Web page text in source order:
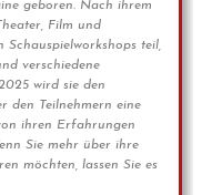
geboren. Nach ihrem
Film und
Schauspielworkshops teil,
verschiedene
wird sie den
den Teilnehmern eine
ihren Erfahrungen
Sie mehr über ihre
möchten, lassen Sie es